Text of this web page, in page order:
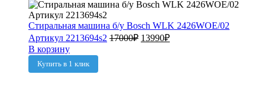
Стиральная машина б/у Bosch WLK 2426WOE/02
Артикул 2213694s2 17000₽ 13990₽
В корзину
Купить в 1 клик